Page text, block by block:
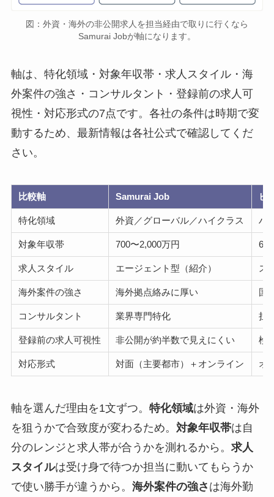
図：外資・海外の非公開求人を担当経由で取りに行くなら
Samurai Jobが軸になります。
軸は、特化領域・対象年収帯・求人スタイル・海
外案件の強さ・コンサルタント・登録前の求人可
視性・対応形式の7点です。各社の条件は時期で変
動するため、最新情報は各社公式で確認してくだ
さい。
比較軸 Samurai Job ビ
特化領域 外資／グローバル／ハイクラス ハ
対象年収帯 700〜2,000万円
求人スタイル エージェント型（紹介） ス
海外案件の強さ 海外拠点絡みに厚い 国
コンサルタント 業界専門特化 担
登録前の求人可視性 非公開が約半数で見えにくい 検
対応形式 対面（主要都市）＋オンライン オ
軸を選んだ理由を1文ずつ。 特化領域は外資・海外
を狙うかで合致度が変わるため。 対象年収帯は自
分のレンジと求人帯が合うかを測れるから。 求人
スタイルは受け身で待つか担当に動いてもらうか
で使い勝手が違うから。 海外案件の強さ は海外勤